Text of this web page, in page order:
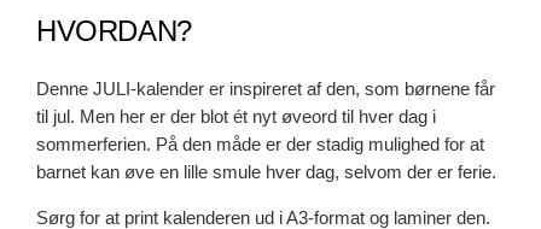
HVORDAN?
Denne JULI-kalender er inspireret af den, som børnene får
til jul. Men her er der blot ét nyt øveord til hver dag i
sommerferien. På den måde er der stadig mulighed for at
barnet kan øve en lille smule hver dag, selvom der er ferie.
Sørg for at print kalenderen ud i A3-format og laminer den.